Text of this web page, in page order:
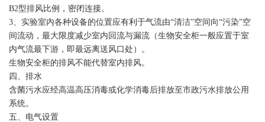
B2型排风比例，密闭连接。
3、实验室内各种设备的位置应有利于气流由“清洁”空间向“污染”空
间流动，最大限度减少室内回流与漏流（生物安全柜一般应置于室
内气流最下游，即最远离送风口处）。
生物安全柜的排风不能代替室内排风。
四、排水
含菌污水应经高温高压消毒或化学消毒后排放至市政污水排放公用
系统。
五、电气设置